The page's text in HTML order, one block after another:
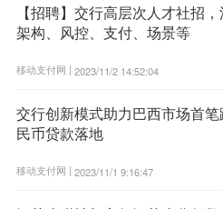
【招聘】交行高层次人才社招，
架构、风控、支付、场景等
移动支付网 | 2023/11/2 14:52:04
交行创新模式助力巴西市场首笔
民币贷款落地
移动支付网 | 2023/11/1 9:16:47